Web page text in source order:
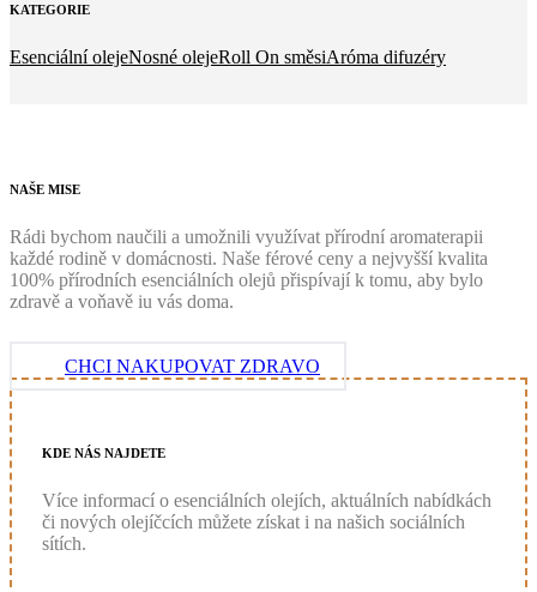
KATEGORIE
Esenciální olejeNosné olejeRoll On směsiAróma difuzéry
NAŠE MISE
Rádi bychom naučili a umožnili využívat přírodní aromaterapii
každé rodině v domácnosti. Naše férové ceny a nejvyšší kvalita
100% přírodních esenciálních olejů přispívají k tomu, aby bylo
zdravě a voňavě iu vás doma.
CHCI NAKUPOVAT ZDRAVO
KDE NÁS NAJDETE
Více informací o esenciálních olejích, aktuálních nabídkách
či nových olejíčcích můžete získat i na našich sociálních
sítích.